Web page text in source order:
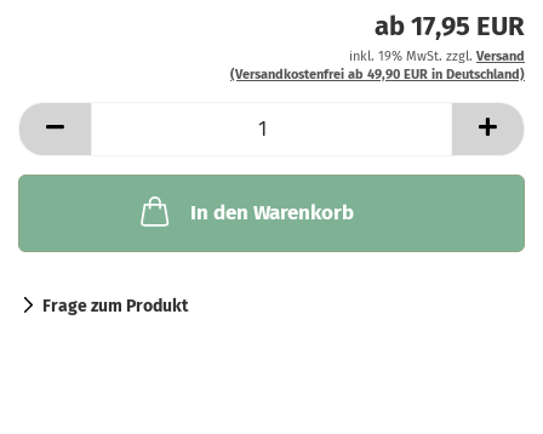
ab 17,95 EUR
inkl. 19% MwSt. zzgl. Versand
(Versandkostenfrei ab 49,90 EUR in Deutschland)
In den Warenkorb
Frage zum Produkt